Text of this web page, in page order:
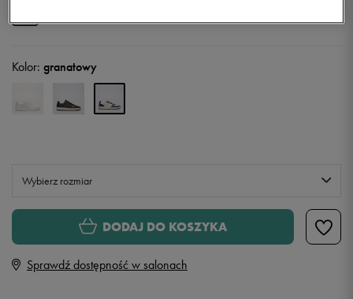
Kolor: granatowy
Wybierz rozmiar
Rozmiary EU Rozmiary US
25,4 cm
DODAJ DO KOSZYKA
Sprawdź dostępność w salonach